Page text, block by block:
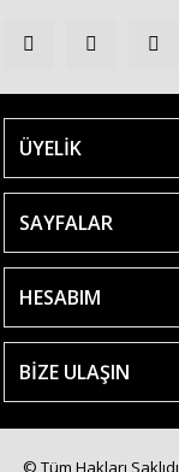
ÜYELİK
SAYFALAR
HESABIM
BİZE ULAŞIN
© Tüm Hakları